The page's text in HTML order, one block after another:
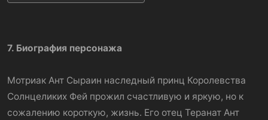
7. Биография персонажа
Мотриак Ант Сыраин наследный принц Королевства
Солнцеликих Фей прожил счастливую и яркую, но к
сожалению короткую, жизнь. Его отец Теранат Ант